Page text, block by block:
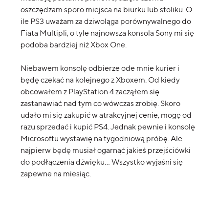
oszczędzam sporo miejsca na biurku lub stoliku. O
ile PS3 uważam za dziwoląga porównywalnego do
Fiata Multipli, o tyle najnowsza konsola Sony mi się
podoba bardziej niż Xbox One.
Niebawem konsolę odbierze ode mnie kurier i
będę czekać na kolejnego z Xboxem. Od kiedy
obcowałem z PlayStation 4 zacząłem się
zastanawiać nad tym co wówczas zrobię. Skoro
udało mi się zakupić w atrakcyjnej cenie, mogę od
razu sprzedać i kupić PS4. Jednak pewnie i konsolę
Microsoftu wystawię na tygodniową próbę. Ale
najpierw będę musiał ogarnąć jakieś przejściówki
do podłączenia dźwięku… Wszystko wyjaśni się
zapewne na miesiąc.